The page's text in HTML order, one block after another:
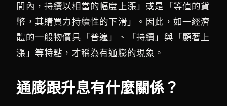
間內，持續以相當的幅度上漲」或是「等值的貨
幣，其購買力持續性的下滑」。因此，如一經濟
體的一般物價具「普遍」、「持續」與「顯著上
漲」等特點，才稱為有通膨的現象。
通膨跟升息有什麼關係？